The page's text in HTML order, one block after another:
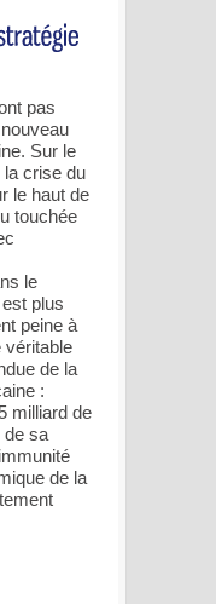
pas
Sur le
la crise du
le haut de
touchée
le
plus
peine à
véritable
de la
:
milliard de
de sa
de la